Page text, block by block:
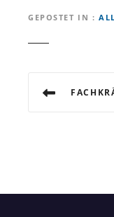
GEPOSTET IN
r
FACHKRÄFTE